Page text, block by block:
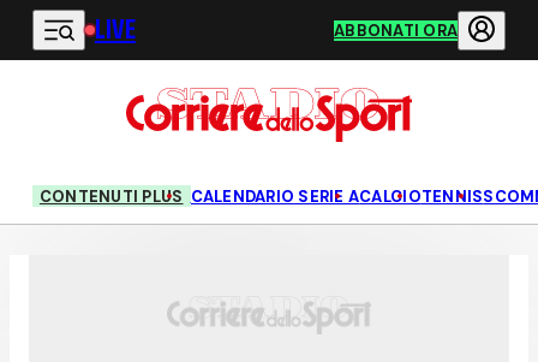
Vai al contenuto principale
LIVE ABBONATI ORA
CONTENUTI PLUS CALENDARIO SERIE ACALCIOTENNIS